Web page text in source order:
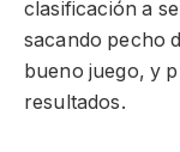
clasificación a
sacando pecho
bueno juego, y
resultados.